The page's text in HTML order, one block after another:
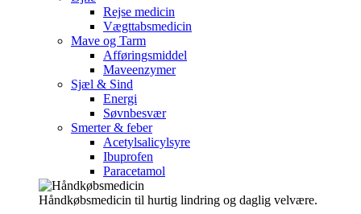
Rejse medicin
Vægttabsmedicin
Mave og Tarm
Afføringsmiddel
Maveenzymer
Sjæl & Sind
Energi
Søvnbesvær
Smerter & feber
Acetylsalicylsyre
Ibuprofen
Paracetamol
Håndkøbsmedicin til hurtig lindring og daglig velvære.